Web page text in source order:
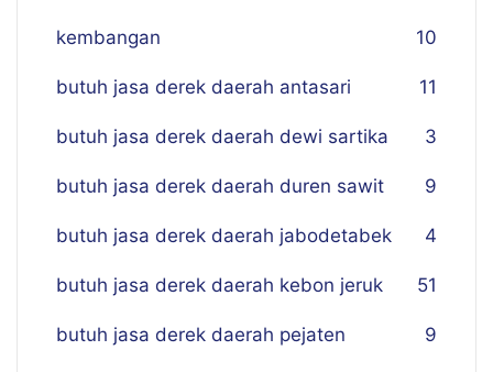
kembangan 10
butuh jasa derek daerah antasari 11
butuh jasa derek daerah dewi sartika 3
butuh jasa derek daerah duren sawit 9
butuh jasa derek daerah jabodetabek 4
butuh jasa derek daerah kebon jeruk 51
butuh jasa derek daerah pejaten 9